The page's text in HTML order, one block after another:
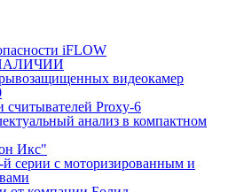
iFLOW
НАЛИЧИИ
видеокамер
считывателей Proxy-6
анализ в компактном
Икс"
серии с моторизированным и